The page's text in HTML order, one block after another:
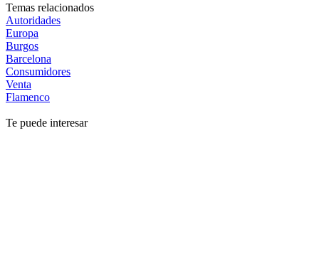
Temas relacionados
Autoridades
Europa
Burgos
Barcelona
Consumidores
Venta
Flamenco
Te puede interesar